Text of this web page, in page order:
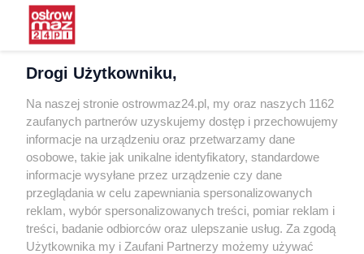
Praca
Warunki korzystania
Kontakt
INFORMATOR
Bankomaty
Msze święte
Nocna pomoc lekarska
Taxi
REKLAMA
Drogi Użytkowniku,
Na naszej stronie ostrowmaz24.pl, my oraz naszych 1162
zaufanych partnerów uzyskujemy dostęp i przechowujemy
informacje na urządzeniu oraz przetwarzamy dane
osobowe, takie jak unikalne identyfikatory, standardowe
informacje wysyłane przez urządzenie czy dane
przeglądania w celu zapewniania spersonalizowanych
reklam, wybór spersonalizowanych treści, pomiar reklam i
treści, badanie odbiorców oraz ulepszanie usług. Za zgodą
Użytkownika my i Zaufani Partnerzy możemy używać